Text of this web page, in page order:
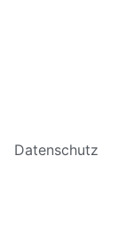
Datenschutz